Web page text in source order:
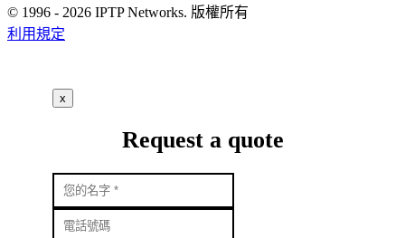
© 1996 - 2026 IPTP Networks. 版權所有
利用規定
x
Request a quote